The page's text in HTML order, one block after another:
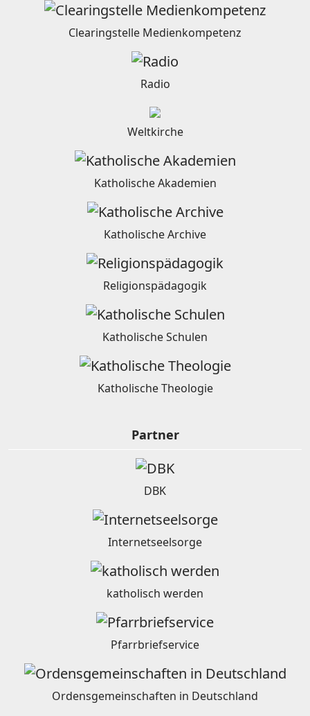
Clearingstelle Medienkompetenz
Radio
Weltkirche
Katholische Akademien
Katholische Archive
Religionspädagogik
Katholische Schulen
Katholische Theologie
Partner
DBK
Internetseelsorge
katholisch werden
Pfarrbriefservice
Ordensgemeinschaften in Deutschland